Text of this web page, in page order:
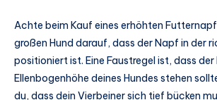
Achte beim Kauf eines erhöhten
großen Hund darauf, dass der Napf in der
positioniert ist. Eine Faustregel ist, dass
Ellenbogenhöhe deines Hundes stehen
du, dass dein Vierbeiner sich tief bücken